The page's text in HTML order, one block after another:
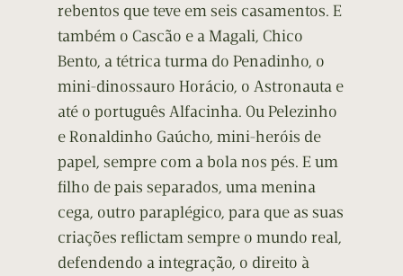
rebentos que teve em seis casamentos. E
também o Cascão e a Magali, Chico
Bento, a tétrica turma do Penadinho, o
mini-dinossauro Horácio, o Astronauta e
até o português Alfacinha. Ou Pelezinho
e Ronaldinho Gaúcho, mini-heróis de
papel, sempre com a bola nos pés. E um
filho de pais separados, uma menina
cega, outro paraplégico, para que as suas
criações reflictam sempre o mundo real,
defendendo a integração, o direito à